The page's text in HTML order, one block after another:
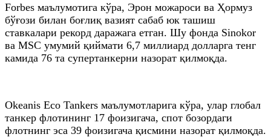
Forbes маълумотига кўра, Эрон можароси ва Ҳормуз
бўғози билан боғлиқ вазият сабаб юк ташиш
ставкалари рекорд даражага етган. Шу фонда Sinokor
ва MSC умумий қиймати 6,7 миллиард долларга тенг
камида 76 та супертанкерни назорат қилмоқда.
Оkeanis Ecо Tankers маълумотларига кўра, улар глобал
танкер флотининг 17 фоизигача, спот бозордаги
флотнинг эса 39 фоизигача қисмини назорат қилмоқда.